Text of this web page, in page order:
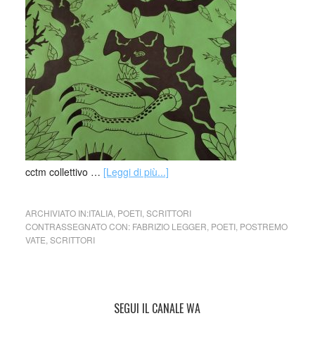
cctm collettivo … [Leggi di più...]
ARCHIVIATO IN:ITALIA, POETI, SCRITTORI
CONTRASSEGNATO CON: FABRIZIO LEGGER POETI, POSTREMO
VATE SCRITTORI
SEGUI IL CANALE WA